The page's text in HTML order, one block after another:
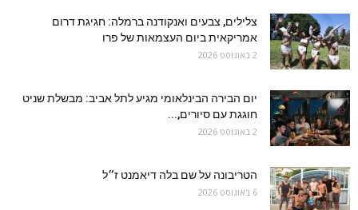
צלילים, צבעים ואנקודנה ברמלה: חגיגת דרום
אמריקאית ביום העצמאות של פרו
2 באוגוסט 2026
יום הבירה הבינלאומי מגיע לתל אביב: מבשלת שניט
חוגגת עם סיורים,...
2 באוגוסט 2026
הטריבונה על שם בלה דיאמנט ז״ל
6 באוגוסט 2026